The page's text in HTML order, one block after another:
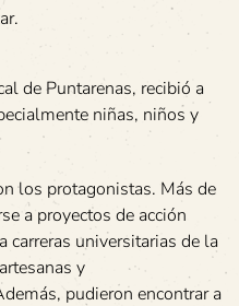
de Puntarenas, recibió a
niñas, niños y
los protagonistas. Más de
a proyectos de acción
carreras universitarias de la
y
pudieron encontrar a